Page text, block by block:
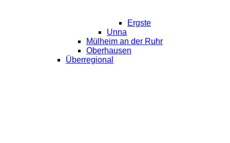
Ergste
Unna
Mülheim an der Ruhr
Oberhausen
Überregional